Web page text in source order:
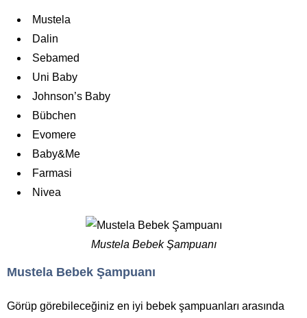
Mustela
Dalin
Sebamed
Uni Baby
Johnson’s Baby
Bübchen
Evomere
Baby&Me
Farmasi
Nivea
Mustela Bebek Şampuanı
Mustela Bebek Şampuanı
Görüp görebileceğiniz en iyi bebek şampuanları arasında